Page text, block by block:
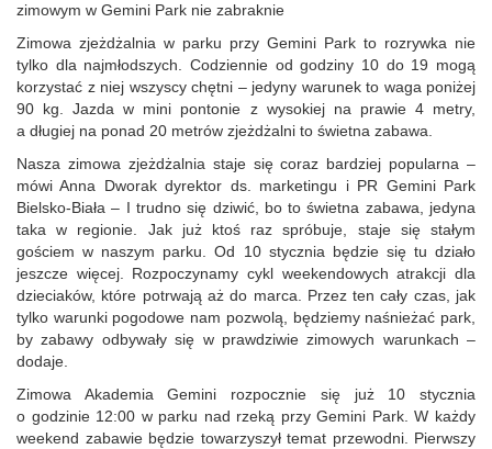
zimowym w Gemini Park nie zabraknie
Zimowa zjeżdżalnia w parku przy Gemini Park to rozrywka nie
tylko dla najmłodszych. Codziennie od godziny 10 do 19 mogą
korzystać z niej wszyscy chętni – jedyny warunek to waga poniżej
90 kg. Jazda w mini pontonie z wysokiej na prawie 4 metry,
a długiej na ponad 20 metrów zjeżdżalni to świetna zabawa.
Nasza zimowa zjeżdżalnia staje się coraz bardziej popularna –
mówi Anna Dworak dyrektor ds. marketingu i PR Gemini Park
Bielsko-Biała – I trudno się dziwić, bo to świetna zabawa, jedyna
taka w regionie. Jak już ktoś raz spróbuje, staje się stałym
gościem w naszym parku. Od 10 stycznia będzie się tu działo
jeszcze więcej. Rozpoczynamy cykl weekendowych atrakcji dla
dzieciaków, które potrwają aż do marca. Przez ten cały czas, jak
tylko warunki pogodowe nam pozwolą, będziemy naśnieżać park,
by zabawy odbywały się w prawdziwie zimowych warunkach –
dodaje.
Zimowa Akademia Gemini rozpocznie się już 10 stycznia
o godzinie 12:00 w parku nad rzeką przy Gemini Park. W każdy
weekend zabawie będzie towarzyszył temat przewodni. Pierwszy